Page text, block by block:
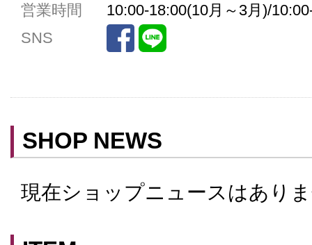
女性用トイレ
ベビールーム
クレジットカード利用
テイクアウト可
営業時間
10:00-18:00(10月～3月)/
SNS
SHOP NEWS
現在ショップニュースはあり